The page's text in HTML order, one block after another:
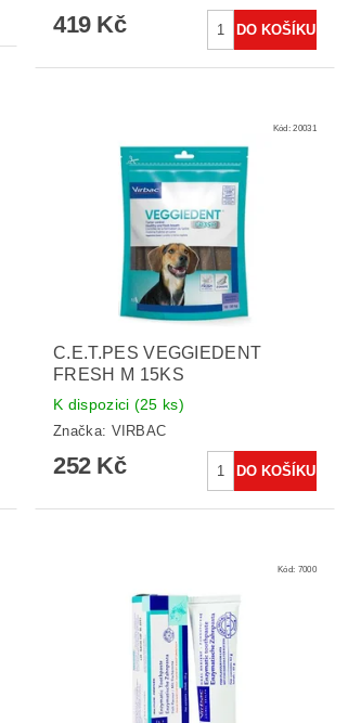
419 Kč
Kód:20031
C.E.T.PES VEGGIEDENT
FRESH M 15KS
K dispozici (25 ks)
Značka: VIRBAC
252 Kč
Kód: 7000